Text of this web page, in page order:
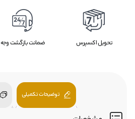
تحویل اکسپرس ضمانت بازگشت وجه
توضیحات تکمیلی